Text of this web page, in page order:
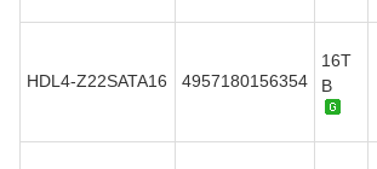
HDL4-Z22SATA16 4957180156354
16T
B